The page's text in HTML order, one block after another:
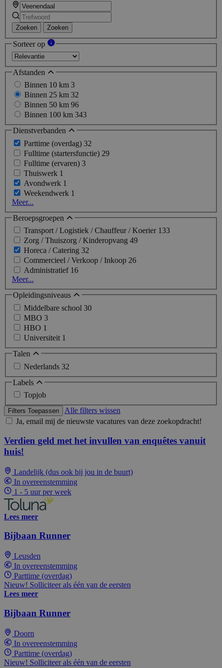
Zoeken Zoeken
Sorteer op
Afstanden
Binnen 10 km 3
Binnen 25 km 32
Binnen 50 km 96
Binnen 100 km 343
Dienstverbanden
Parttime (overdag) 32
Fulltime (startersfunctie) 29
Fulltime (ervaren) 3
Thuiswerk 1
Avondwerk 1
Weekendwerk 1
Meer...
Beroepsgroepen
Transport / Logistiek / Chauffeur / Koerier 133
Zorg / Thuiszorg / Kinderopvang 49
Horeca / Catering 32
Commercieel / Verkoop / Inkoop 26
Administratief 16
Meer...
Opleidingsniveaus
Middelbare school 30
MBO 3
HBO 1
Universiteit 1
Talen
Nederlands 32
Labels
Topjob
Filters Toepassen
Alle filters wissen
Ja, email mij de nieuwste vacatures van deze zoekopdracht!
Verdien geld met het invullen van enquêtes vanuit
huis!
Landelijk (dus ook bij jou in de buurt)
In overeenstemming
1 - 5 uur per week
Lees meer
Bijbaan Runner
Leusden
In overeenstemming
Parttime (overdag)
Nieuw! Solliciteer als één van de eersten
Lees meer
Bijbaan Runner
Doorn
In overeenstemming
Parttime (overdag)
Nieuw! Solliciteer als één van de eersten